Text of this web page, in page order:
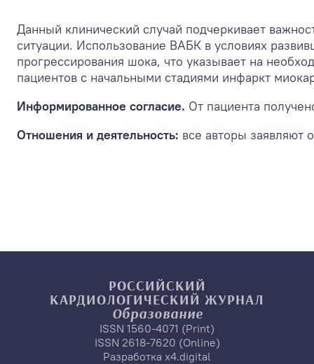
Данный клинический случай подчеркивает
ситуации. Использование ВАБК в условиях
прогрессирования шока, что указывает на
пациентов с начальными стадиями инфаркт
Информированное согласие. От пациента
Отношения и деятельность: все авторы заявляют
РОССИЙСКИЙ
КАРДИОЛОГИЧЕСКИЙ ЖУРНАЛ
Образование
ISSN 1560-4071 (Print)
ISSN 2618-7620 (Online)
Разработка x4.digital